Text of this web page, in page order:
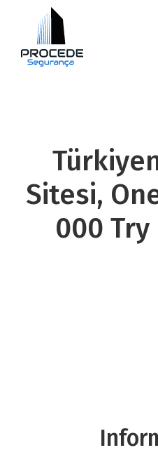
Sitesi,
000 Try